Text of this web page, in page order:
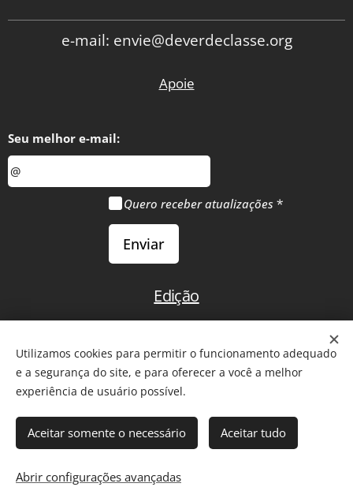
e-mail: envie@deverdeclasse.org
Apoie
Seu melhor e-mail:
Quero receber atualizações
Enviar
Edição
2011-2026 - Todos os direitos reservados. Reprodução de
artigos somente com citação da fonte oulink para a matéria.
Utilizamos cookies para permitir o funcionamento adequado
e a segurança do site, e para oferecer a você a melhor
experiência de usuário possível.
Aceitar somente o necessário Aceitar tudo
Abrir configurações avançadas